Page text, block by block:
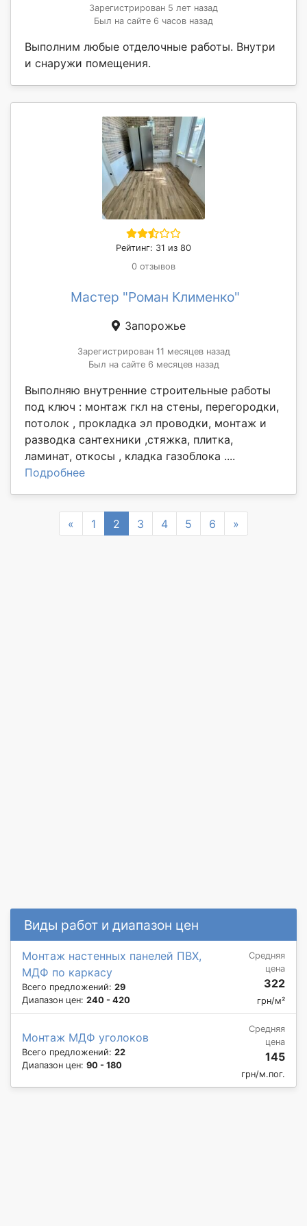
Виды работ и диапазон цен
Монтаж настенных панелей ПВХ,
МДФ по каркасу
Всего предложений: 29
Диапазон цен: 240 - 420
Средняя
цена
322
грн/м²
Монтаж МДФ уголоков
Всего предложений: 22
Диапазон цен: 90 - 180
Средняя
цена
145
грн/м.пог.
Зарегистрирован 5 лет назад
Был на сайте 6 часов назад
Выполним любые отделочные работы. Внутри
и снаружи помещения.
Рейтинг: 31 из 80
0 отзывов
Мастер "Роман Клименко"
Запорожье
Зарегистрирован 11 месяцев назад
Был на сайте 6 месяцев назад
Выполняю внутренние строительные работы
под ключ : монтаж гкл на стены, перегородки,
потолок , прокладка эл проводки, монтаж и
разводка сантехники ,стяжка, плитка,
ламинат, откосы , кладка газоблока ....
Подробнее
« Previous
1 2 3 4 5 6 »